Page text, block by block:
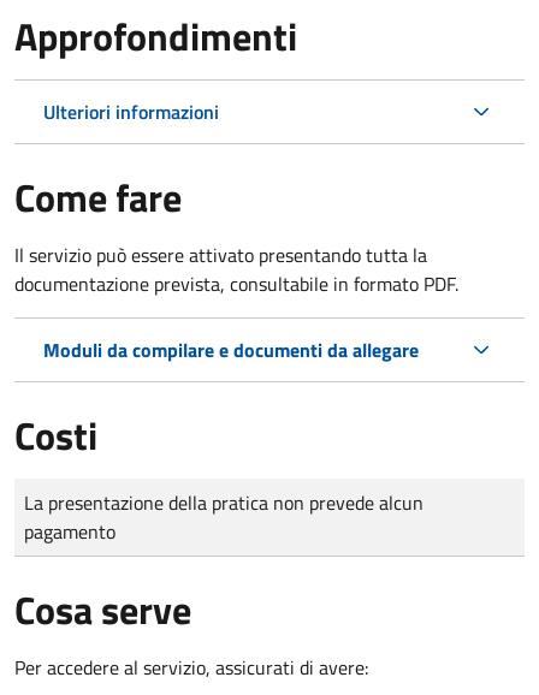
Approfondimenti
Ulteriori informazioni
Come fare
Il servizio può essere attivato presentando tutta la
documentazione prevista, consultabile in formato PDF.
Moduli da compilare e documenti da allegare
Costi
Tipo di pagamento
Importo
La presentazione della pratica non prevede alcun
pagamento
Cosa serve
Per accedere al servizio, assicurati di avere: